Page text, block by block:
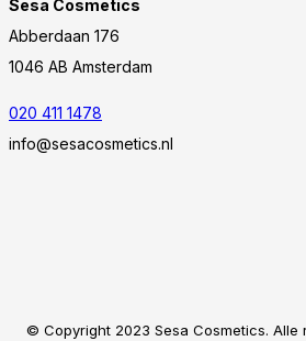
Sesa Cosmetics
Abberdaan 176
1046 AB Amsterdam
020 411 1478
info@sesacosmetics.nl
© Copyright 2023 Sesa Cosmetics. Alle